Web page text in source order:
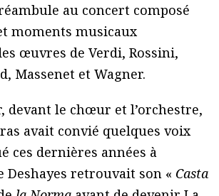
au concert composé
moments musicaux
œuvres de Verdi, Rossini,
Massenet et Wagner.
devant le chœur et l’orchestre,
avait convié quelques voix
ces dernières années à
Deshayes retrouvait son « Casta